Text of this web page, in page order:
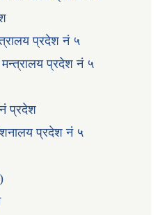
प्रदेश नं ५
मन्त्रालय प्रदेश नं ५
प्रदेश
प्रदेश नं ५